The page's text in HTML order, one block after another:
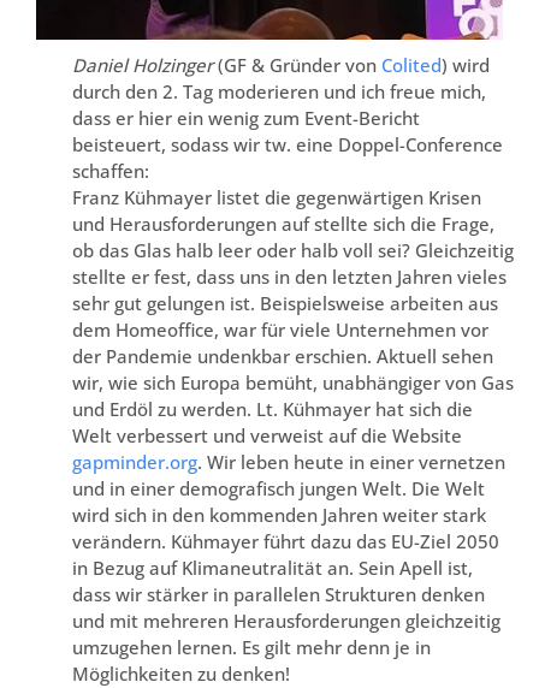
Daniel Holzinger(GF & Gründer von Colited) wird
durch den 2. Tag moderieren und ich freue mich,
dass er hier ein wenig zum Event-Bericht
beisteuert, sodass wir tw. eine Doppel-Conference
schaffen:
Franz Kühmayer listet die gegenwärtigen Krisen
und Herausforderungen auf stellte sich die Frage,
ob das Glas halb leer oder halb voll sei? Gleichzeitig
stellte er fest, dass uns in den letzten Jahren vieles
sehr gut gelungen ist. Beispielsweise arbeiten aus
dem Homeoffice, war für viele Unternehmen vor
der Pandemie undenkbar erschien. Aktuell sehen
wir, wie sich Europa bemüht, unabhängiger von Gas
und Erdöl zu werden. Lt. Kühmayer hat sich die
Welt verbessert und verweist auf die Website
gapminder.org. Wir leben heute in einer vernetzen
und in einer demografisch jungen Welt. Die Welt
wird sich in den kommenden Jahren weiter stark
verändern. Kühmayer führt dazu das EU-Ziel 2050
in Bezug auf Klimaneutralität an. Sein Apell ist,
dass wir stärker in parallelen Strukturen denken
und mit mehreren Herausforderungen gleichzeitig
umzugehen lernen. Es gilt mehr denn je in
Möglichkeiten zu denken!